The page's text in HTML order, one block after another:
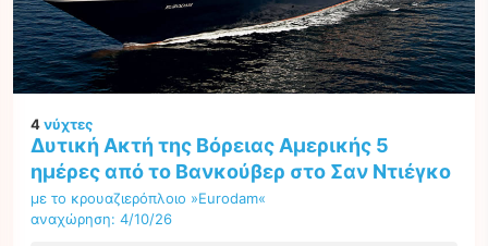
4νύχτες
Δυτική Ακτή της Βόρειας Αμερικής 5
ημέρες από το Βανκούβερ στο Σαν Ντιέγκο
με το κρουαζιερόπλοιο »Eurodam«
αναχώρηση: 4/10/26